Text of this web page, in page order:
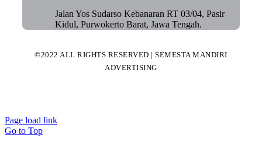
Jalan Yos Sudarso Kebanaran RT 03/04, Pasir
Kidul, Purwokerto Barat, Jawa Tengah.
©2022 ALL RIGHTS RESERVED | SEMESTA MANDIRI
ADVERTISING
Page load link
Go to Top